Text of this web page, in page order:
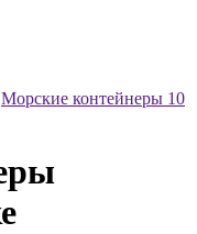
Морские контейнеры 10